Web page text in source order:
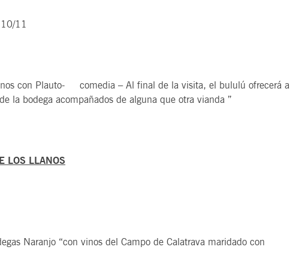
11
con Plauto- comedia – Al final de la visita, el bululú ofrecerá a
la bodega acompañados de alguna que otra vianda ”
LOS LLANOS
Naranjo “con vinos del Campo de Calatrava maridado con